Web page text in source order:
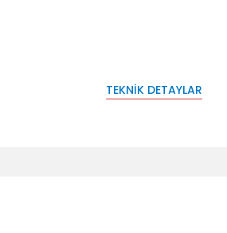
TEKNIK DETAYLAR